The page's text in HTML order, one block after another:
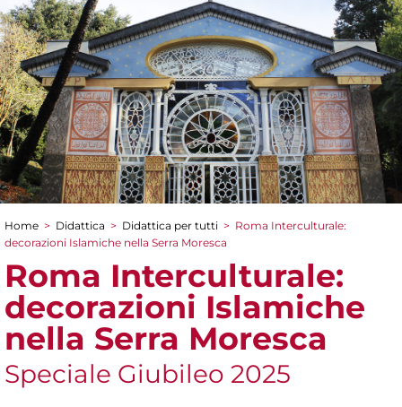
Tu sei qui
Home > Didattica > Didattica per tutti > Roma Interculturale:
decorazioni Islamiche nella Serra Moresca
Roma Interculturale:
decorazioni Islamiche
nella Serra Moresca
Speciale Giubileo 2025